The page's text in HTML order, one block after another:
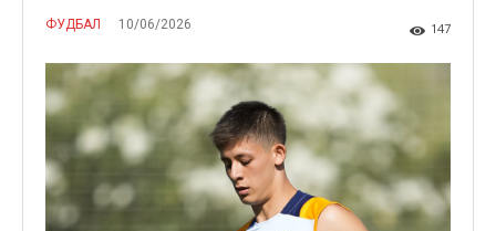
ФУДБАЛ 10/06/2026 147